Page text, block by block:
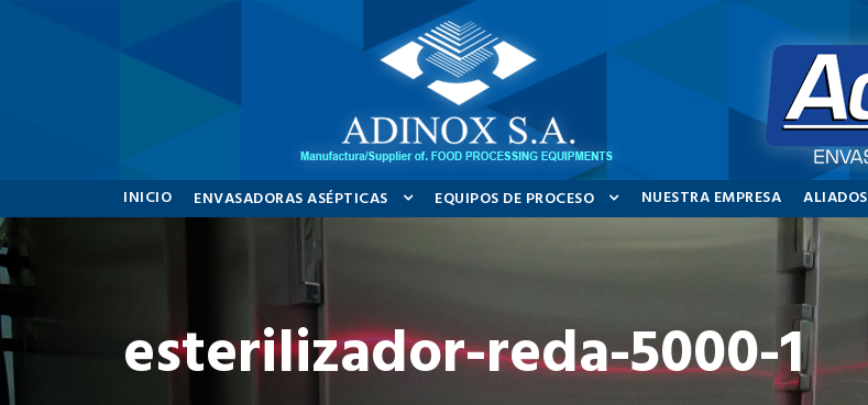
INICIO ENVASADORAS ASÉPTICAS EQUIPOS DE PROCESO NUESTRA EMPRESA ALIADOS
esterilizador-reda-5000-1